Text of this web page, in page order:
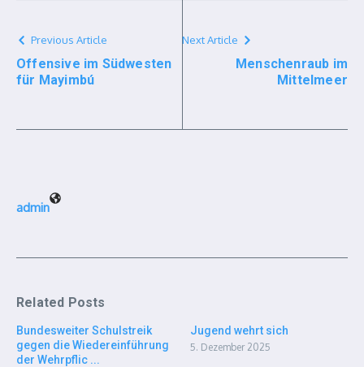
Previous Article
Offensive im Südwesten
für Mayimbú
Next Article
Menschenraub im
Mittelmeer
admin
Related Posts
Bundesweiter Schulstreik
gegen die Wiedereinführung
der Wehrpflic ...
Jugend wehrt sich
5. Dezember 2025